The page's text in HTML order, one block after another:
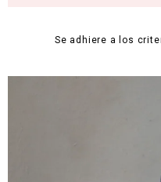
Se adhiere a los